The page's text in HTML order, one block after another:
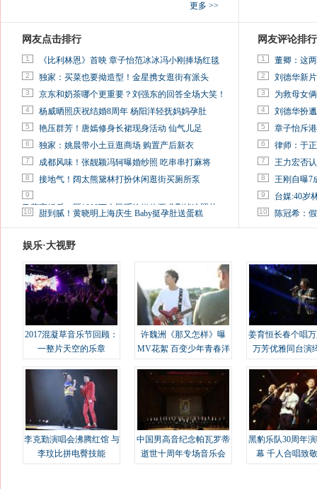
更多 >>
网友点击排行
1 《比利林恩》首映 章子怡范冰冰冯小刚捧场红毯
2 独家：买菜也要拗造型！金星携女逛街有派头
3 京东和奶茶哪个更重要？刘强东的回答全场大笑！
4 杨威晒照庆祝结婚8周年 杨阳洋轻抚妈妈孕肚
5 艳压群芳！唐嫣修身长裙现身活动 仙气儿足
6 独家：姚晨带小土豆逛商场 购置产后新衣
7 成都风味！张靓颖冯轲曝婚纱照 吃串串打麻将
8 接地气！阔太熊黛林打扮休闲逛街买厕所泵
9
马蓉离婚后，砸1000万人民币给媒体要求删掉这照片
10 甜到腻！黄晓明上海庆生 Baby挺孕肚送蛋糕
网友评论排行
1 董卿：这
2 刘德华新
3 为救母女
4 刘德华扮
5 章子怡斥
6 律师：于
7 王力宏否
8 王刚自曝7
9 台媒:40岁
10 陈冠希：
娱乐·大视野
2017混凝草音乐节回顾：
一整片天空的乐章
许魏洲《那又怎样》曝
MV花絮 百变少年青春洋
姜育恒长春个唱
万芳优雅同台演
李克勤演唱会沸腾红馆 与
李玟比拼电臀技能
中国男高音纪念帕瓦罗蒂
逝世十周年专场音乐会
黑豹乐队30周年
幕 千人合唱致